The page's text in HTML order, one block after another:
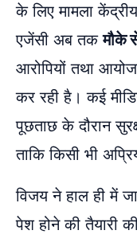
के लिए मामला
एजेंसी अब तकमौके
आरोपियों तथा
कर रही है। कई
पूछताछ के दौरान
ताकि किसी भी
विजय ने हाल ही में
पेश होने की तैयारी